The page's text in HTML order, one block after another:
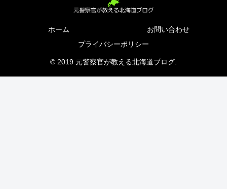
ホーム
お問い合わせ
プライバシーポリシー
© 2019 元警察官が教える北海道ブログ.